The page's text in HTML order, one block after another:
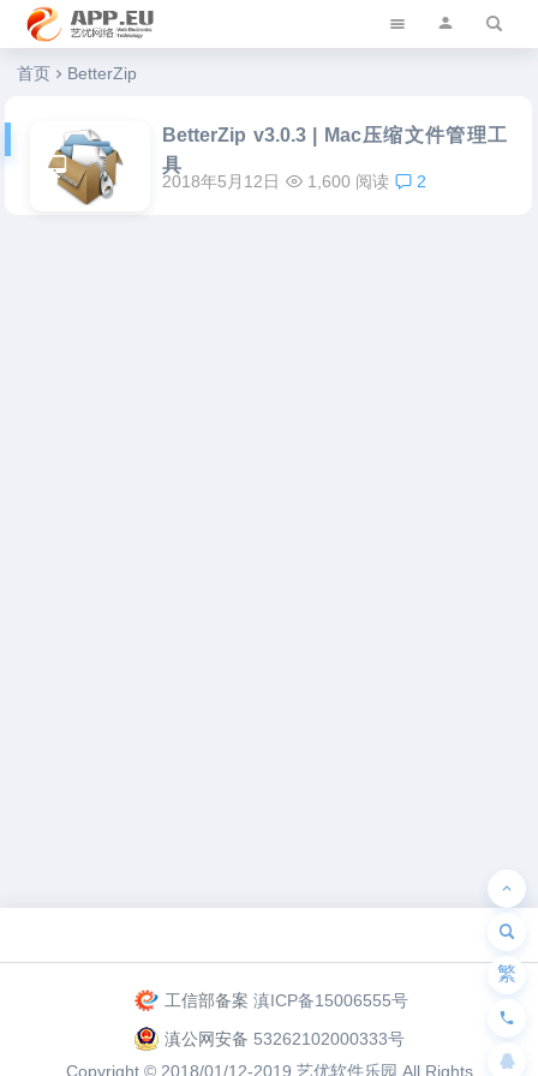
艺优软件乐园
首页 BetterZip
BetterZip v3.0.3 | Mac压缩文件管理工
具
2018年5月12日 1,600 阅读 2
工信部备案 滇ICP备15006555号
滇公网安备 53262102000333号
Copyright © 2018/01/12-2019 艺优软件乐园 All Rights
繁